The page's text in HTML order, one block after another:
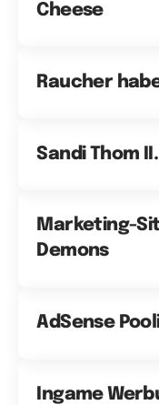
Cheese
Raucher
Sandi Thom II.
Marketing-
Demons
AdSense
Ingame